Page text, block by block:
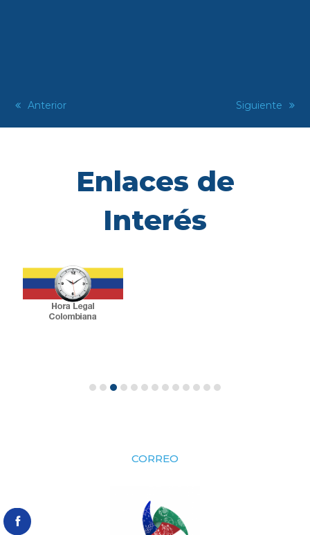
previous
Anterior
next
Siguiente
Enlaces de
Interés
CORREO